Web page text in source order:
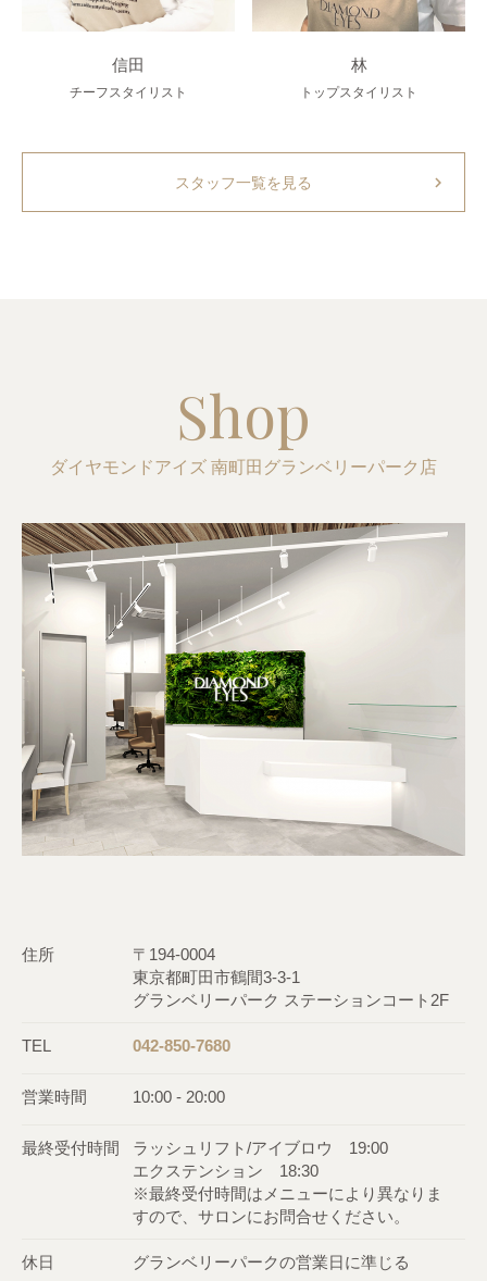
信田
チーフスタイリスト
林
トップスタイリスト
スタッフ一覧を見る chevron_right
Shop
ダイヤモンドアイズ 南町田グランベリーパーク店
住所
〒194-0004
東京都町田市鶴間3-3-1
グランベリーパーク ステーションコート2F
TEL 042-850-7680
営業時間 10:00 - 20:00
最終受付時間
ラッシュリフト/アイブロウ 19:00
エクステンション 18:30
※最終受付時間はメニューにより異なりま
すので、サロンにお問合せください。
休日 グランベリーパークの営業日に準じる